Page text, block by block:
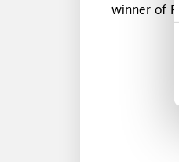
winner of